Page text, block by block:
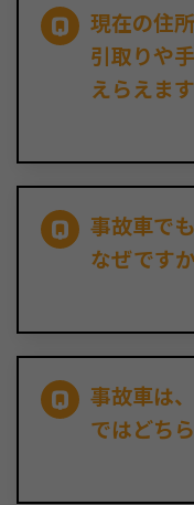
現在の住
引取りや
えらえま
事故車で
なぜです
事故車は
ではどち